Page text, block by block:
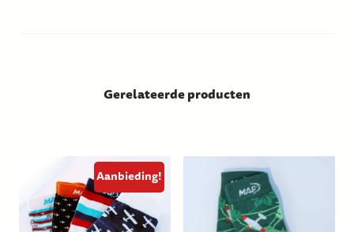
Gerelateerde producten
Aanbieding!